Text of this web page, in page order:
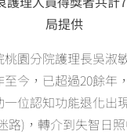
局提供
園分院護理長吳淑
今，已超過20餘年
位認知功能退化出
路)，轉介到失智日